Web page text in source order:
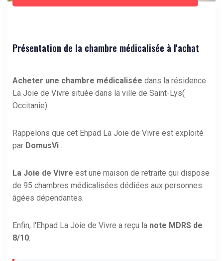
Présentation de la chambre médicalisée à l'achat
Acheter une chambre médicalisée dans la résidence
La Joie de Vivre située dans la ville de Saint-Lys(
Occitanie).
Rappelons que cet Ehpad La Joie de Vivre est exploité
par DomusVi .
La Joie de Vivre est une maison de retraite qui dispose
de 95 chambres médicalisées dédiées aux personnes
âgées dépendantes.
Enfin, l'Ehpad La Joie de Vivre a reçu la note MDRS de
8/10.